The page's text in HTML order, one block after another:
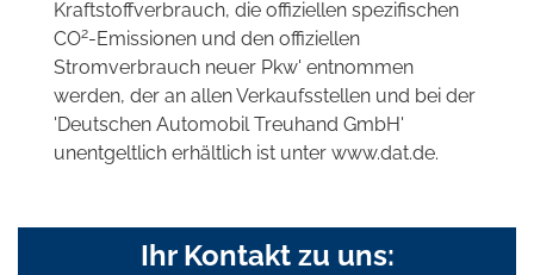
Kraftstoffverbrauch, die offiziellen spezifischen
CO2-Emissionen und den offiziellen
Stromverbrauch neuer Pkw' entnommen
werden, der an allen Verkaufsstellen und bei der
'Deutschen Automobil Treuhand GmbH'
unentgeltlich erhältlich ist unter www.dat.de.
Ihr Kontakt zu uns: